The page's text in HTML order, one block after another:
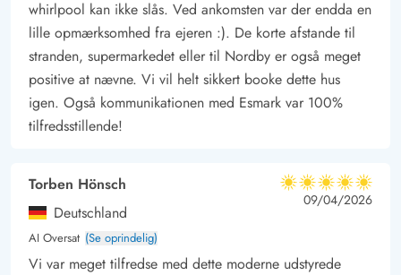
kan gå næsten helt ud til. Man må gerne tage bilen med på
stranden, og der er rigelig med plads til det hele. Mange
vælger også at tage cyklen med eller leje en. Der er et godt
udbygget cykelstisystem fra nord til syd på øen og mange
vandre- og cykelstier at køre øen tynd på.
whirlpool kan ikke slås. Ved ankomsten var der endda en
lille opmærksomhed fra ejeren :). De korte afstande til
stranden, supermarkedet eller til Nordby er også meget
positive at nævne. Vi vil helt sikkert booke dette hus
igen. Også kommunikationen med Esmark var 100%
tilfredsstillende!
Torben Hönsch
Deutschland
AI Oversat (Se oprindelig)
5 ud af 5
5 ud af 5
5 out of 5
09/04/2026
Vi var meget tilfredse med dette moderne udstyrede